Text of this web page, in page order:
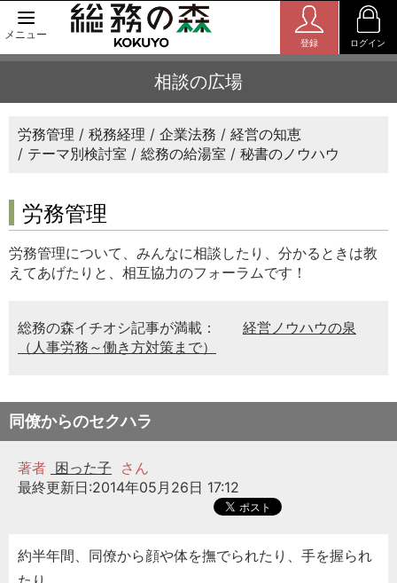
メニュー
登録 ログイン
相談の広場
労務管理 税務経理 企業法務
経営の知恵
テーマ別検討室
総務の給湯室 秘書のノウハウ
労務管理
労務管理について、みんなに相談したり、分かるときは教
えてあげたりと、相互協力のフォーラムです！
総務の森イチオシ記事が満載：
経営ノウハウの泉
（人事労務～働き方対策まで）
同僚からのセクハラ
著者 困った子
さん
最終更新日:2014年05月26日 17:12
約半年間、同僚から顔や体を撫でられたり、手を握られ